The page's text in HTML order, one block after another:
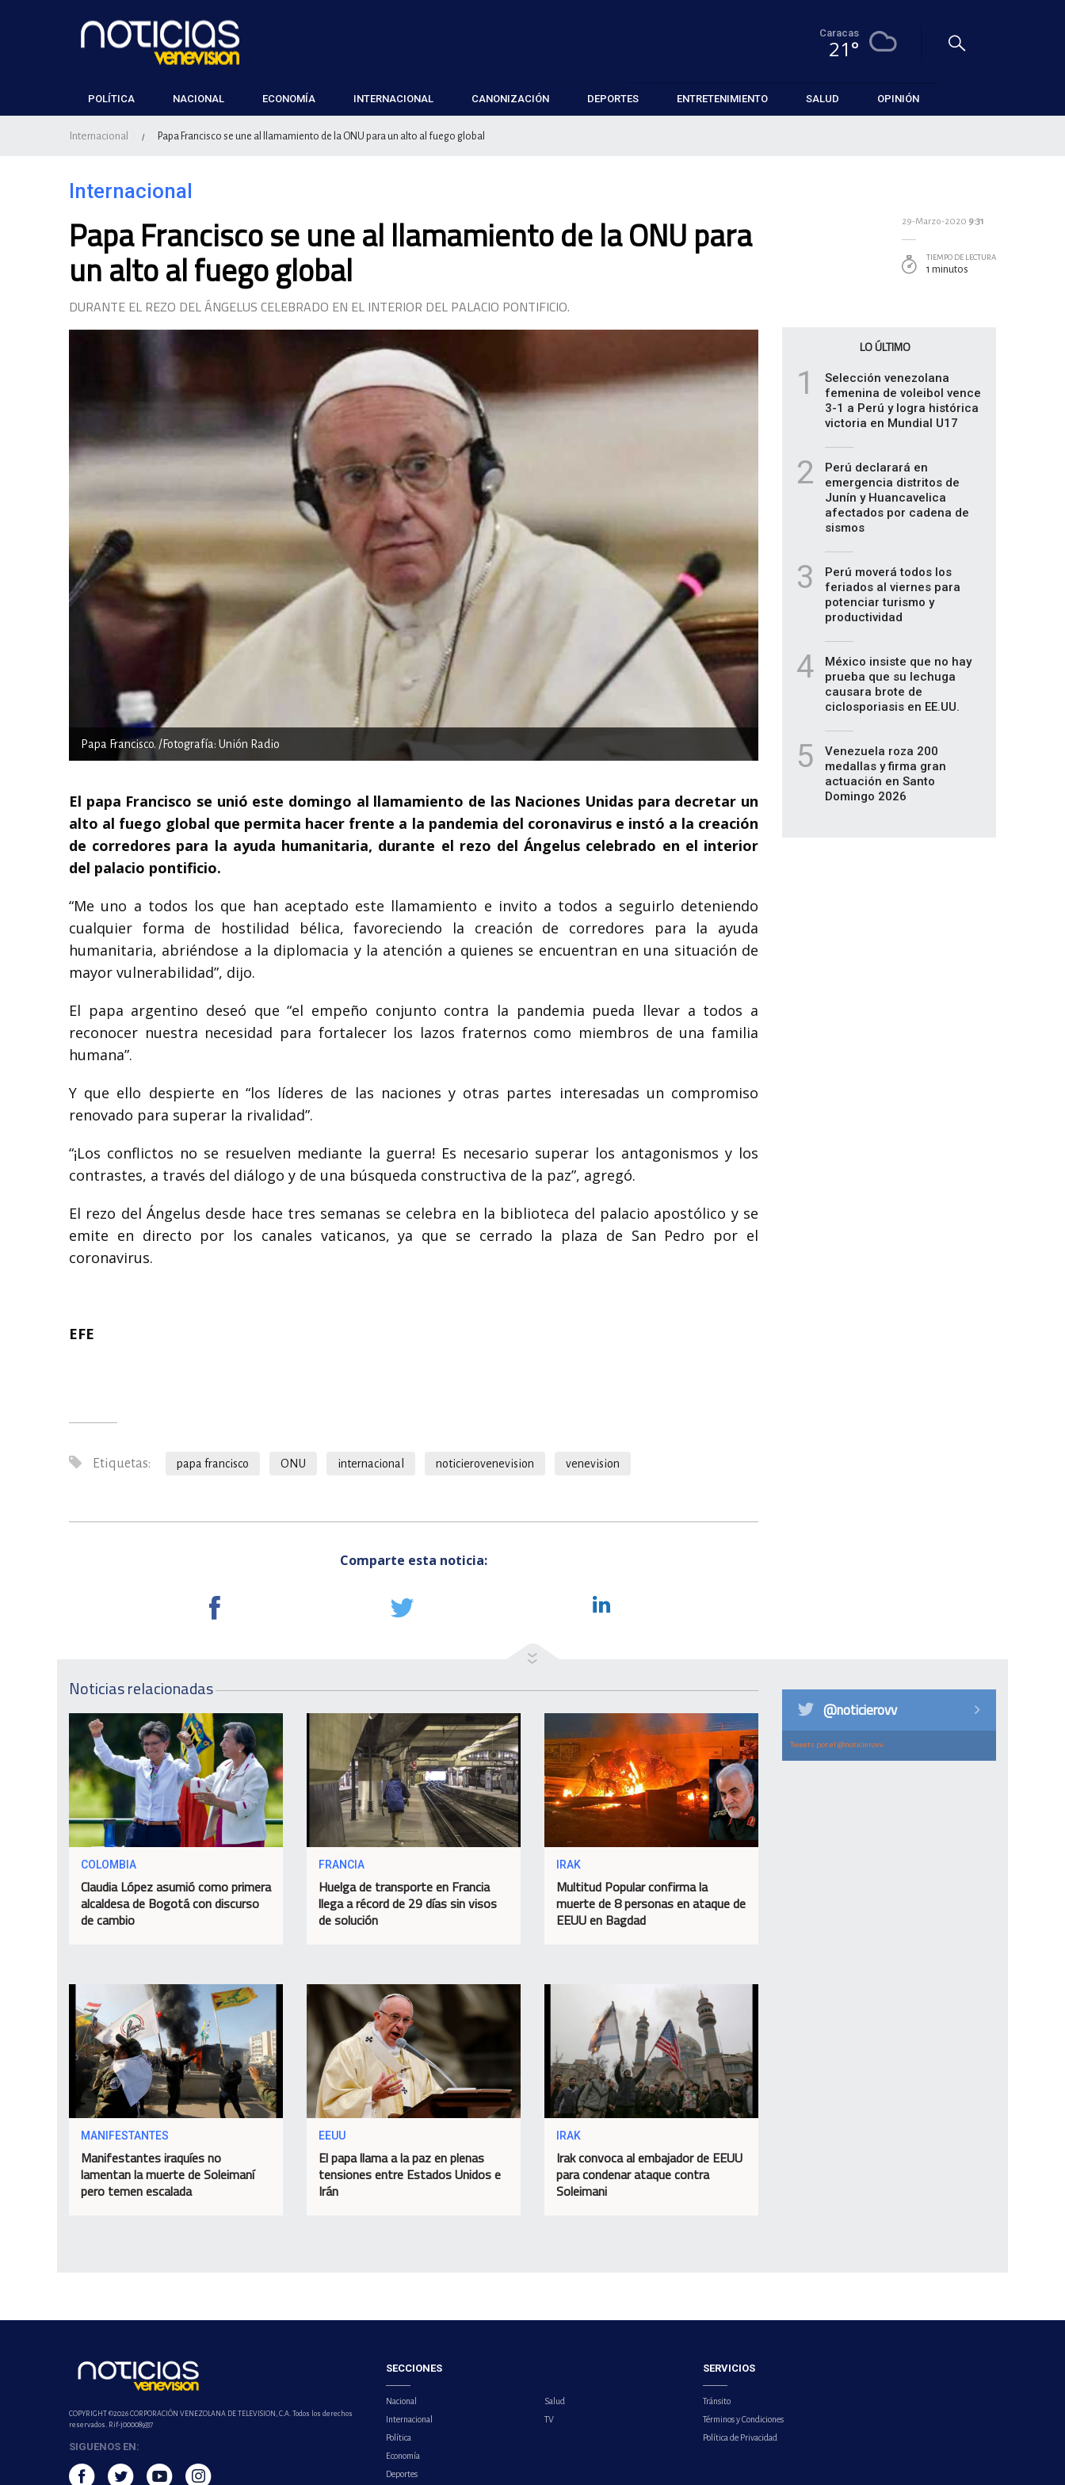
Caracas
21°
POLÍTICA NACIONAL ECONOMÍA INTERNACIONAL CANONIZACIÓN DEPORTES ENTRETENIMIENTO SALUD OPINIÓN
Internacional / Papa Francisco se une al llamamiento de la ONU para un alto al fuego global
Internacional
Papa Francisco se une al llamamiento de la ONU para
un alto al fuego global
DURANTE EL REZO DEL ÁNGELUS CELEBRADO EN EL INTERIOR DEL PALACIO PONTIFICIO.
Papa Francisco. /Fotografía: Unión Radio
El papa Francisco se unió este domingo al llamamiento de las Naciones Unidas para decretar un
alto al fuego global que permita hacer frente a la pandemia del coronavirus e instó a la creación
de corredores para la ayuda humanitaria, durante el rezo del Ángelus celebrado en el interior
del palacio pontificio.
“Me uno a todos los que han aceptado este llamamiento e invito a todos a seguirlo deteniendo
cualquier forma de hostilidad bélica, favoreciendo la creación de corredores para la ayuda
humanitaria, abriéndose a la diplomacia y la atención a quienes se encuentran en una situación de
mayor vulnerabilidad”, dijo.
El papa argentino deseó que “el empeño conjunto contra la pandemia pueda llevar a todos a
reconocer nuestra necesidad para fortalecer los lazos fraternos como miembros de una familia
humana”.
Y que ello despierte en “los líderes de las naciones y otras partes interesadas un compromiso
renovado para superar la rivalidad”.
“¡Los conflictos no se resuelven mediante la guerra! Es necesario superar los antagonismos y los
contrastes, a través del diálogo y de una búsqueda constructiva de la paz”, agregó.
El rezo del Ángelus desde hace tres semanas se celebra en la biblioteca del palacio apostólico y se
emite en directo por los canales vaticanos, ya que se cerrado la plaza de San Pedro por el
coronavirus.
EFE
Etiquetas: papa francisco ONU internacional noticierovenevision venevision
Comparte esta noticia:
29-Marzo-2020 9:31
TIEMPO DE LECTURA
1 minutos
LO ÚLTIMO
1
Selección venezolana
femenina de voleibol vence
3-1 a Perú y logra histórica
victoria en Mundial U17
2
Perú declarará en
emergencia distritos de
Junín y Huancavelica
afectados por cadena de
sismos
3
Perú moverá todos los
feriados al viernes para
potenciar turismo y
productividad
4
México insiste que no hay
prueba que su lechuga
causara brote de
ciclosporiasis en EE.UU.
5
Venezuela roza 200
medallas y firma gran
actuación en Santo
Domingo 2026
Noticias relacionadas
COLOMBIA
Claudia López asumió como primera
alcaldesa de Bogotá con discurso
de cambio
FRANCIA
Huelga de transporte en Francia
llega a récord de 29 días sin visos
de solución
IRAK
Multitud Popular confirma la
muerte de 8 personas en ataque de
EEUU en Bagdad
MANIFESTANTES
Manifestantes iraquíes no
lamentan la muerte de Soleimaní
pero temen escalada
EEUU
El papa llama a la paz en plenas
tensiones entre Estados Unidos e
Irán
IRAK
Irak convoca al embajador de EEUU
para condenar ataque contra
Soleimani
@noticierovv
Tweets por el @noticierovv.
COPYRIGHT ©2026 CORPORACIÓN VENEZOLANA DE TELEVISION, C.A. Todos los derechos
reservados. Rif-j000089337
SIGUENOS EN:
SECCIONES
Nacional
Internacional
Política
Economía
Deportes
Salud
TV
SERVICIOS
Tránsito
Términos y Condiciones
Política de Privacidad